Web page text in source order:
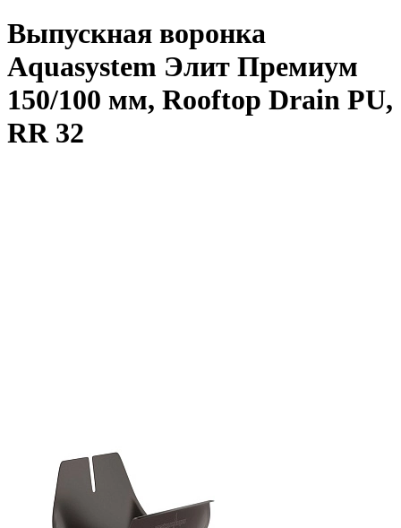
Выпускная воронка
Aquasystem Элит Премиум
150/100 мм, Rooftop Drain PU,
RR 32